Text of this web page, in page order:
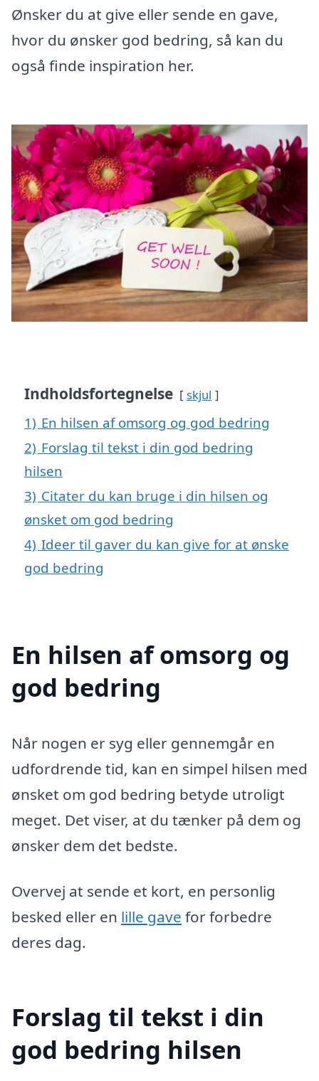
Ønsker du at give eller sende en gave,
hvor du ønsker god bedring, så kan du
også finde inspiration her.
Indholdsfortegnelse skjul
1) En hilsen af omsorg og god bedring
2) Forslag til tekst i din god bedring
hilsen
3) Citater du kan bruge i din hilsen og
ønsket om god bedring
4) Ideer til gaver du kan give for at ønske
god bedring
En hilsen af omsorg og
god bedring
Når nogen er syg eller gennemgår en
udfordrende tid, kan en simpel hilsen med
ønsket om god bedring betyde utroligt
meget. Det viser, at du tænker på dem og
ønsker dem det bedste.
Overvej at sende et kort, en personlig
besked eller en lille gave for forbedre
deres dag.
Forslag til tekst i din
god bedring hilsen